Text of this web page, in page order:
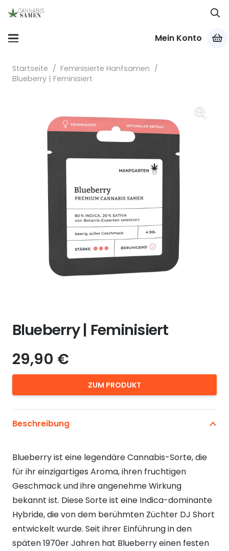
Mein Konto
Startseite / Feminisierte Hanfsamen /
Blueberry | Feminisiert
Blueberry | Feminisiert
29,90 €
ZUM PRODUKT
Beschreibung
Blueberry ist eine legendäre Cannabis-Sorte, die
für ihr einzigartiges Aroma, ihren fruchtigen
Geschmack und ihre angenehme Wirkung
bekannt ist. Diese Sorte ist eine Indica-dominante
Hybride, die von dem berühmten Züchter DJ Short
entwickelt wurde. Seit ihrer Einführung in den
späten 1970er Jahren hat Blueberry einen festen